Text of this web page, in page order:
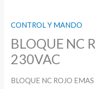
CONTROL Y MANDO
BLOQUE NC
230VAC
BLOQUE NC ROJO